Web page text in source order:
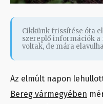
Cikkünk frissítése óta
szereplő információk
voltak, de mára
Az elmúlt napon
Bereg vármegyében